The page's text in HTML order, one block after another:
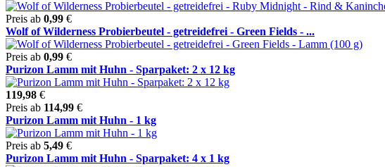
Preis ab 0,99 €
Wolf of Wilderness Probierbeutel - getreidefrei - Green Fields - ...
Preis ab 0,99 €
Purizon Lamm mit Huhn - Sparpaket: 2 x 12 kg
119,98 €
Preis ab 114,99 €
Purizon Lamm mit Huhn - 1 kg
Preis ab 5,49 €
Purizon Lamm mit Huhn - Sparpaket: 4 x 1 kg